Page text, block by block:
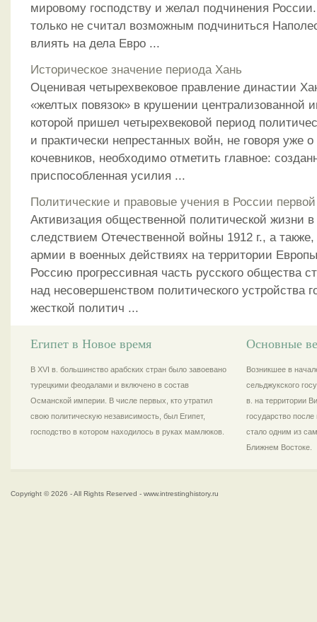
мировому господству и желал подчинения
только не считал возможным подчиниться
влиять на дела Евро ...
Историческое значение периода Хань
Оценивая четырехвековое правление династии
«желтых повязок» в крушении централизованной
которой пришел четырехвековой период
и практически непрестанных войн, не говоря уже
кочевников, необходимо отметить главное:
приспособленная усилия ...
Политические и правовые учения в России
Активизация общественной политической жизни
следствием Отечественной войны 1912 г., а
армии в военных действиях на территории
Россию прогрессивная часть русского общества
над несовершенством политического устройства
жесткой политич ...
Египет в Новое время
В XVI в. большинство арабских стран было завоевано
турецкими феодалами и включено в состав
Османской империи. В числе первых, кто утратил
свою политическую независимость, был Египет,
господство в котором находилось в руках мамлюков.
Основные
Возникшее в
сельджукского
в. на территории
государство после
стало одним из
Ближнем Востоке.
Copyright © 2026 - All Rights Reserved - www.intrestinghistory.ru